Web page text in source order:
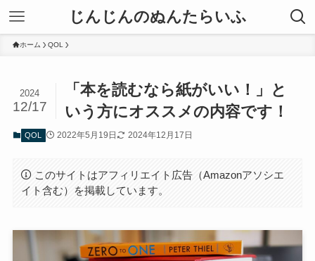
じんじんのぬんたらいふ
ホーム QOL
「本を読むなら紙がいい！」と
いう方にオススメの内容です！
2024
12/17
QOL 2022年5月19日 2024年12月17日
このサイトはアフィリエイト広告（Amazonアソシエ
イト含む）を掲載しています。